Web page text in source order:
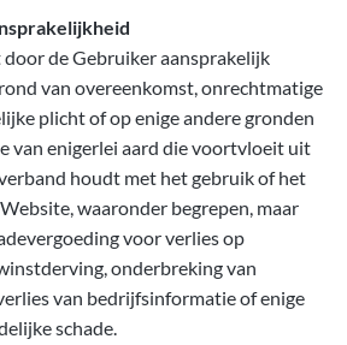
door de Gebruiker aansprakelijk
van overeenkomst, onrechtmatige
plicht of op enige andere gronden
van enigerlei aard die voortvloeit uit
houdt met het gebruik of het
waaronder begrepen, maar
voor verlies op
onderbreking van
van bedrijfsinformatie of enige
schade.